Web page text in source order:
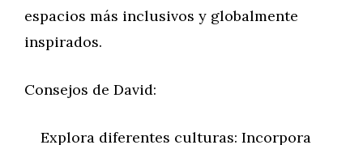
espacios más inclusivos y globalmente
inspirados.
Consejos de David:
Explora diferentes culturas: Incorpora